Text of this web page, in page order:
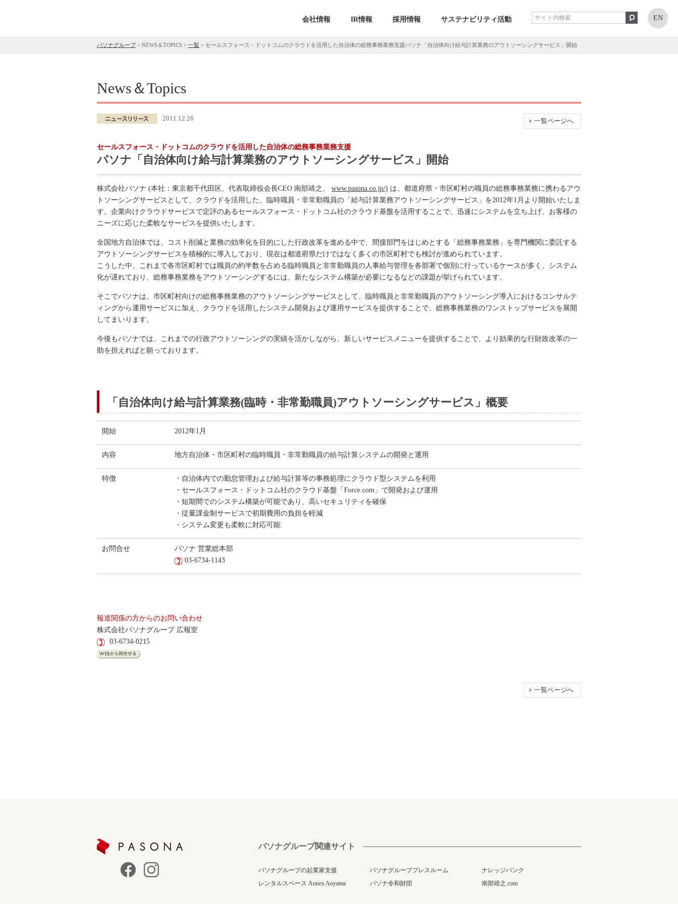
会社情報 IR情報 採用情報 サステナビリティ活動 EN
パソナグループ> NEWS＆TOPICS > 一覧 > セールスフォース・ドットコムのクラウドを活用した自治体の総務事務業務支援パソナ「自治体向け給与計算業務のアウトソーシングサービス」開始
News＆Topics
一覧ページへ
2011.12.26
セールスフォース・ドットコムのクラウドを活用した自治体の総務事務業務支援
パソナ「自治体向け給与計算業務のアウトソーシングサービス」開始
株式会社パソナ (本社：東京都千代田区、代表取締役会長CEO 南部靖之、 www.pasona.co.jp/) は、都道府県・市区町村の職員の総務事務業務に携わるアウ
トソーシングサービスとして、クラウドを活用した、臨時職員・非常勤職員の「給与計算業務アウトソーシングサービス」を2012年1月より開始いたしま
す。企業向けクラウドサービスで定評のあるセールスフォース・ドットコム社のクラウド基盤を活用することで、迅速にシステムを立ち上げ、お客様の
ニーズに応じた柔軟なサービスを提供いたします。
全国地方自治体では、コスト削減と業務の効率化を目的にした行政改革を進める中で、間接部門をはじめとする「総務事務業務」を専門機関に委託する
アウトソーシングサービスを積極的に導入しており、現在は都道府県だけではなく多くの市区町村でも検討が進められています。
こうした中、これまで各市区町村では職員の約半数を占める臨時職員と非常勤職員の人事給与管理を各部署で個別に行っているケースが多く、システム
化が遅れており、総務事務業務をアウトソーシングするには、新たなシステム構築が必要になるなどの課題が挙げられています。
そこでパソナは、市区町村向けの総務事務業務のアウトソーシングサービスとして、臨時職員と非常勤職員のアウトソーシング導入におけるコンサルテ
ィングから運用サービスに加え、クラウドを活用したシステム開発および運用サービスを提供することで、総務事務業務のワンストップサービスを展開
してまいります。
今後もパソナでは、これまでの行政アウトソーシングの実績を活かしながら、新しいサービスメニューを提供することで、より効果的な行財政改革の一
助を担えればと願っております。
「自治体向け給与計算業務(臨時・非常勤職員)アウトソーシングサービス」概要
開始 2012年1月
内容 地方自治体・市区町村の臨時職員・非常勤職員の給与計算システムの開発と運用
特徴
・自治体内での勤怠管理および給与計算等の事務処理にクラウド型システムを利用
・セールスフォース・ドットコム社のクラウド基盤「Force.com」で開発および運用
・短期間でのシステム構築が可能であり、高いセキュリティを確保
・従量課金制サービスで初期費用の負担を軽減
・システム変更も柔軟に対応可能
お問合せ
パソナ 営業総本部
03-6734-1143
報道関係の方からのお問い合わせ
株式会社パソナグループ 広報室
03-6734-0215
一覧ページへ
パソナグループ関連サイト
パソナグループの起業家支援 パソナグループプレスルーム
ナレッジバンク
レンタルスペース Annex Aoyama
パソナ令和財団 南部靖之.com